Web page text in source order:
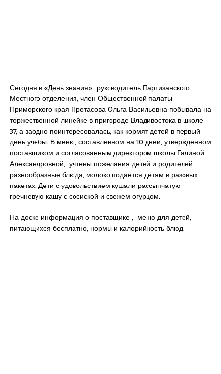
Сегодня в «День знания» руководитель Партизанского
Местного отделения, член Общественной палаты
Приморского края Протасова Ольга Васильевна побывала на
торжественной линейке в пригороде Владивостока в школе
37, а заодно поинтересовалась, как кормят детей в первый
день учебы. В меню, составленном на 10 дней, утвержденном
поставщиком и согласованным директором школы Галиной
Александровной, учтены пожелания детей и родителей
разнообразные блюда, молоко подается детям в разовых
пакетах. Дети с удовольствием кушали рассыпчатую
гречневую кашу с сосиской и свежем огурцом.
На доске информация о поставщике , меню для детей,
питающихся бесплатно, нормы и калорийность блюд.